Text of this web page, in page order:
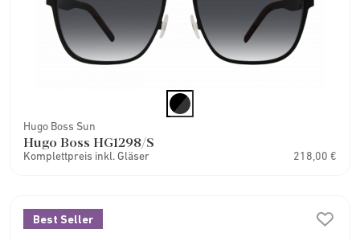
Hugo Boss Sun
Hugo Boss HG1298/S
Komplettpreis inkl. Gläser 218,00 €
Best Seller